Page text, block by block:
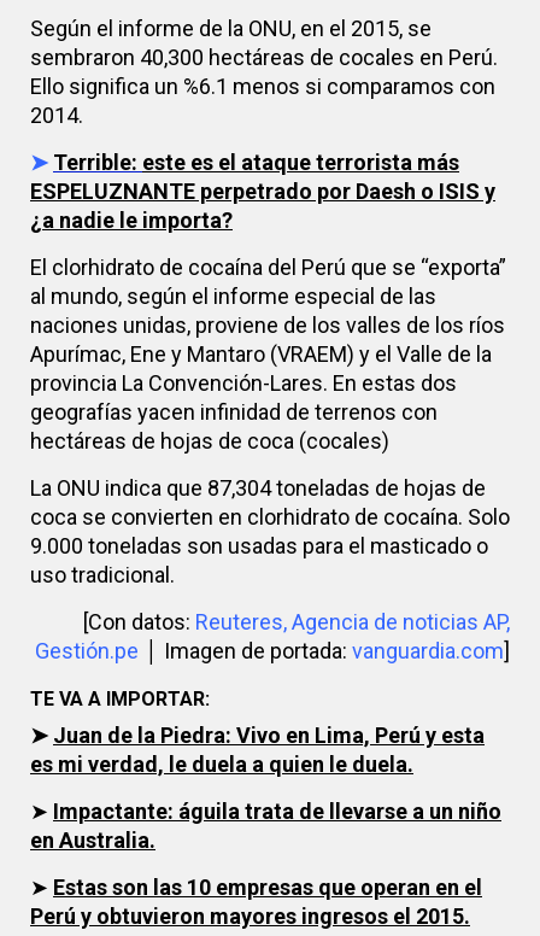
Según el informe de la ONU, en el 2015, se
sembraron 40,300 hectáreas de cocales en Perú.
Ello significa un %6.1 menos si comparamos con
2014.
➤ Terrible: este es el ataque terrorista más
ESPELUZNANTE perpetrado por Daesh o ISIS y
¿a nadie le importa?
El clorhidrato de cocaína del Perú que se “exporta”
al mundo, según el informe especial de las
naciones unidas, proviene de los valles de los ríos
Apurímac, Ene y Mantaro (VRAEM) y el Valle de la
provincia La Convención-Lares. En estas dos
geografías yacen infinidad de terrenos con
hectáreas de hojas de coca (cocales)
La ONU indica que 87,304 toneladas de hojas de
coca se convierten en clorhidrato de cocaína. Solo
9.000 toneladas son usadas para el masticado o
uso tradicional.
[Con datos: Reuteres, Agencia de noticias AP,
Gestión.pe │ Imagen de portada: vanguardia.com]
TE VA A IMPORTAR:
➤ Juan de la Piedra: Vivo en Lima, Perú y esta
es mi verdad, le duela a quien le duela.
➤ Impactante: águila trata de llevarse a un niño
en Australia.
➤ Estas son las 10 empresas que operan en el
Perú y obtuvieron mayores ingresos el 2015.